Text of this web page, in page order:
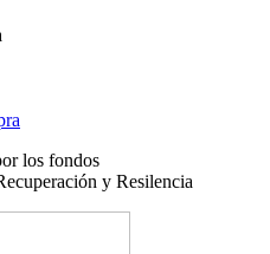
los fondos
y Resilencia